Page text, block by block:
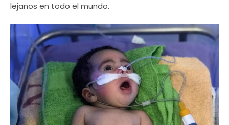
lejanos en todo el mundo.